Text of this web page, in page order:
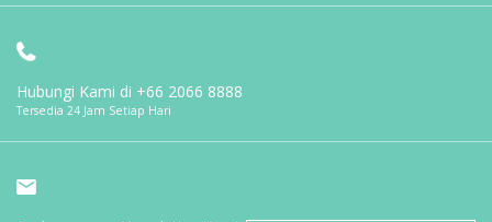
Hubungi Kami di +66 2066 8888
Tersedia 24 Jam Setiap Hari